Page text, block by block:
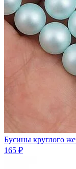
Бусины круглого
165 ₽